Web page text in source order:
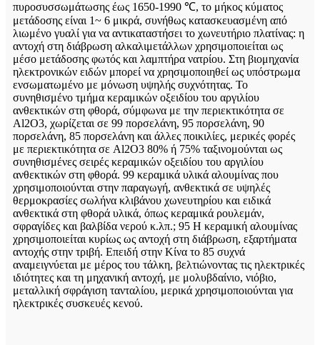
πυροσυσσωμάτωσης έως 1650-1990 ℃, το μήκος κύματος
μετάδοσης είναι 1~ 6 μικρά, συνήθως κατασκευασμένη από
λιωμένο γυαλί για να αντικαταστήσει το χωνευτήριο πλατίνας: η
αντοχή στη διάβρωση αλκαλιμετάλλων χρησιμοποιείται ως
μέσο μετάδοσης φωτός και λαμπτήρα νατρίου. Στη βιομηχανία
ηλεκτρονικών ειδών μπορεί να χρησιμοποιηθεί ως υπόστρωμα
ενσωματωμένο με μόνωση υψηλής συχνότητας. Το
συνηθισμένο τμήμα κεραμικών οξειδίου του αργιλίου
ανθεκτικών στη φθορά, σύμφωνα με την περιεκτικότητα σε
Al2O3, χωρίζεται σε 99 πορσελάνη, 95 πορσελάνη, 90
πορσελάνη, 85 πορσελάνη και άλλες ποικιλίες, μερικές φορές
με περιεκτικότητα σε Al2O3 80% ή 75% ταξινομούνται ως
συνηθισμένες σειρές κεραμικών οξειδίου του αργιλίου
ανθεκτικών στη φθορά. 99 κεραμικά υλικά αλουμίνας που
χρησιμοποιούνται στην παραγωγή, ανθεκτικά σε υψηλές
θερμοκρασίες σωλήνα κλιβάνου χωνευτηρίου και ειδικά
ανθεκτικά στη φθορά υλικά, όπως κεραμικά ρουλεμάν,
σφραγίδες και βαλβίδα νερού κ.λπ.; 95 Η κεραμική αλουμίνας
χρησιμοποιείται κυρίως ως αντοχή στη διάβρωση, εξαρτήματα
αντοχής στην τριβή. Επειδή στην Κίνα το 85 συχνά
αναμειγνύεται με μέρος του τάλκη, βελτιώνοντας τις ηλεκτρικές
ιδιότητες και τη μηχανική αντοχή, με μολυβδαίνιο, νιόβιο,
μεταλλική σφράγιση τανταλίου, μερικά χρησιμοποιούνται για
ηλεκτρικές συσκευές κενού.